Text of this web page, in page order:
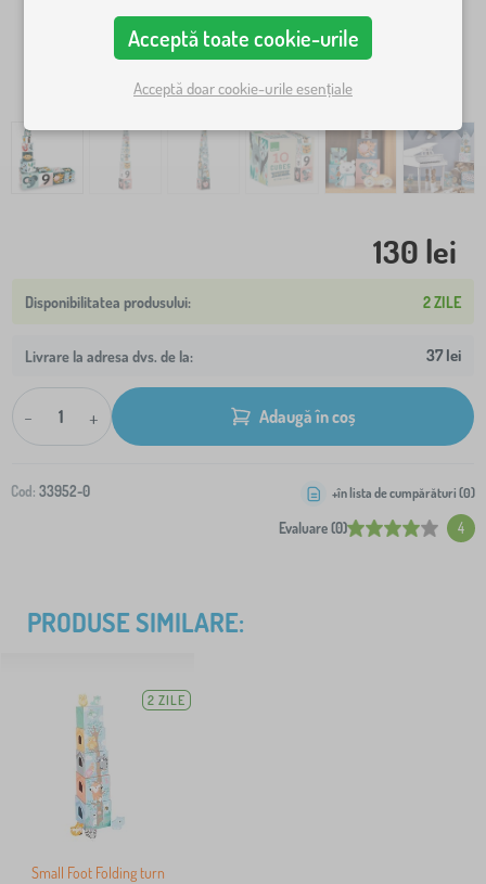
130 lei
2 ZILE
Livrare la adresa dvs. de la: 37 lei
- + Adaugă în coș
Cod: 33952-0
Evaluare (0) 4
+în lista de cumpărături (0)
PRODUSE SIMILARE:
2 ZILE
Small Foot Folding turn
Acceptă toate cookie-urile
Acceptă doar cookie-urile esențiale